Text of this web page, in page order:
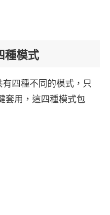
種模式
四種不同的模式，只
套用，這四種模式包